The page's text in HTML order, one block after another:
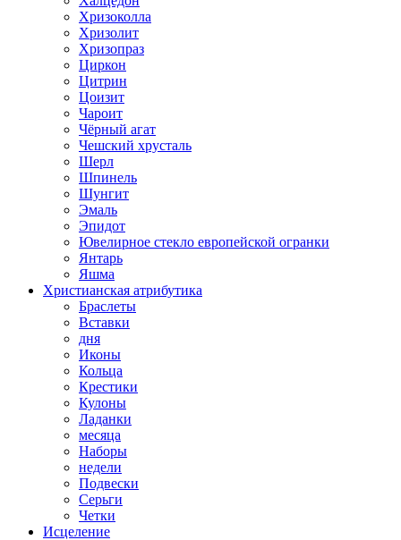
Хризоколла
Хризолит
Хризопраз
Циркон
Цитрин
Цоизит
Чароит
Чёрный агат
Чешский хрусталь
Шерл
Шпинель
Шунгит
Эмаль
Эпидот
Ювелирное стекло европейской огранки
Янтарь
Яшма
Христианская атрибутика
Браслеты
Вставки
дня
Иконы
Кольца
Крестики
Кулоны
Ладанки
месяца
Наборы
недели
Подвески
Серьги
Четки
Исцеление